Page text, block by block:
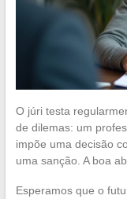
O júri testa
de dilemas: um
impõe uma decisão
uma sanção. A boa
Esperamos que o